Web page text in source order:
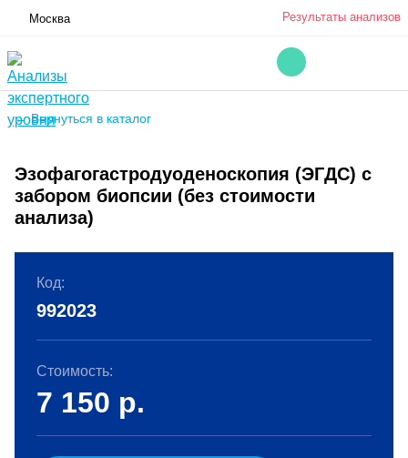
Москва Результаты анализов
← Вернуться в каталог
Эзофагогастродуоденоскопия (ЭГДС) с
забором биопсии (без стоимости
анализа)
Код:
992023
Стоимость:
7 150 р.